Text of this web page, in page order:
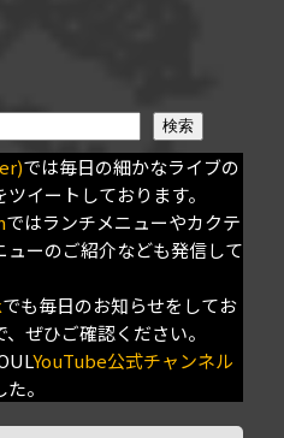
検索
では毎日の細かなライブの
ツイートしております。
ではランチメニューやカクテ
ューのご紹介なども発信して
でも毎日のお知らせをしてお
、ぜひご確認ください。
YouTube公式チャンネル
。